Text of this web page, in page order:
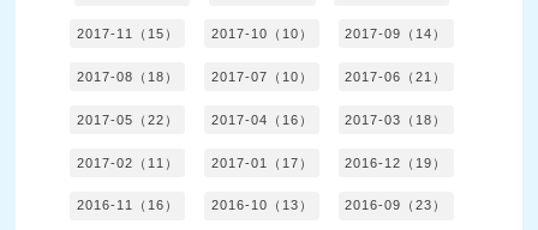
2017-11（15） 2017-10（10） 2017-09（14）
2017-08（18） 2017-07（10） 2017-06（21）
2017-05（22） 2017-04（16） 2017-03（18）
2017-02（11） 2017-01（17） 2016-12（19）
2016-11（16） 2016-10（13） 2016-09（23）